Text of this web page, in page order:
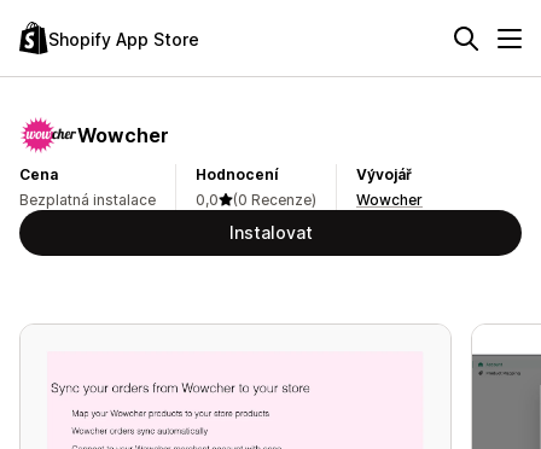
Shopify App Store
Wowcher
Cena
Bezplatná instalace
Hodnocení
0,0
(0 Recenze)
Vývojář
Wowcher
Instalovat